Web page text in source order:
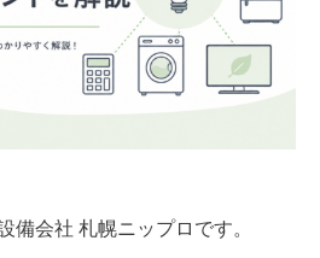
備会社 札幌ニップロです。